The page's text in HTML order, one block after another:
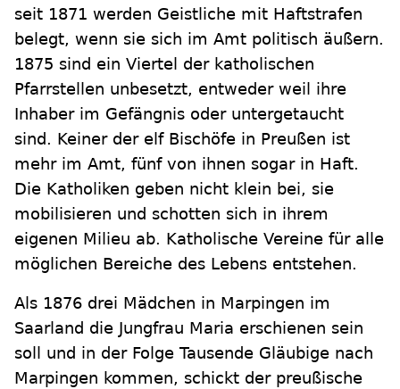
seit 1871 werden Geistliche mit Haftstrafen
belegt, wenn sie sich im Amt politisch äußern.
1875 sind ein Viertel der katholischen
Pfarrstellen unbesetzt, entweder weil ihre
Inhaber im Gefängnis oder untergetaucht
sind. Keiner der elf Bischöfe in Preußen ist
mehr im Amt, fünf von ihnen sogar in Haft.
Die Katholiken geben nicht klein bei, sie
mobilisieren und schotten sich in ihrem
eigenen Milieu ab. Katholische Vereine für alle
möglichen Bereiche des Lebens entstehen.
Als 1876 drei Mädchen in Marpingen im
Saarland die Jungfrau Maria erschienen sein
soll und in der Folge Tausende Gläubige nach
Marpingen kommen, schickt der preußische